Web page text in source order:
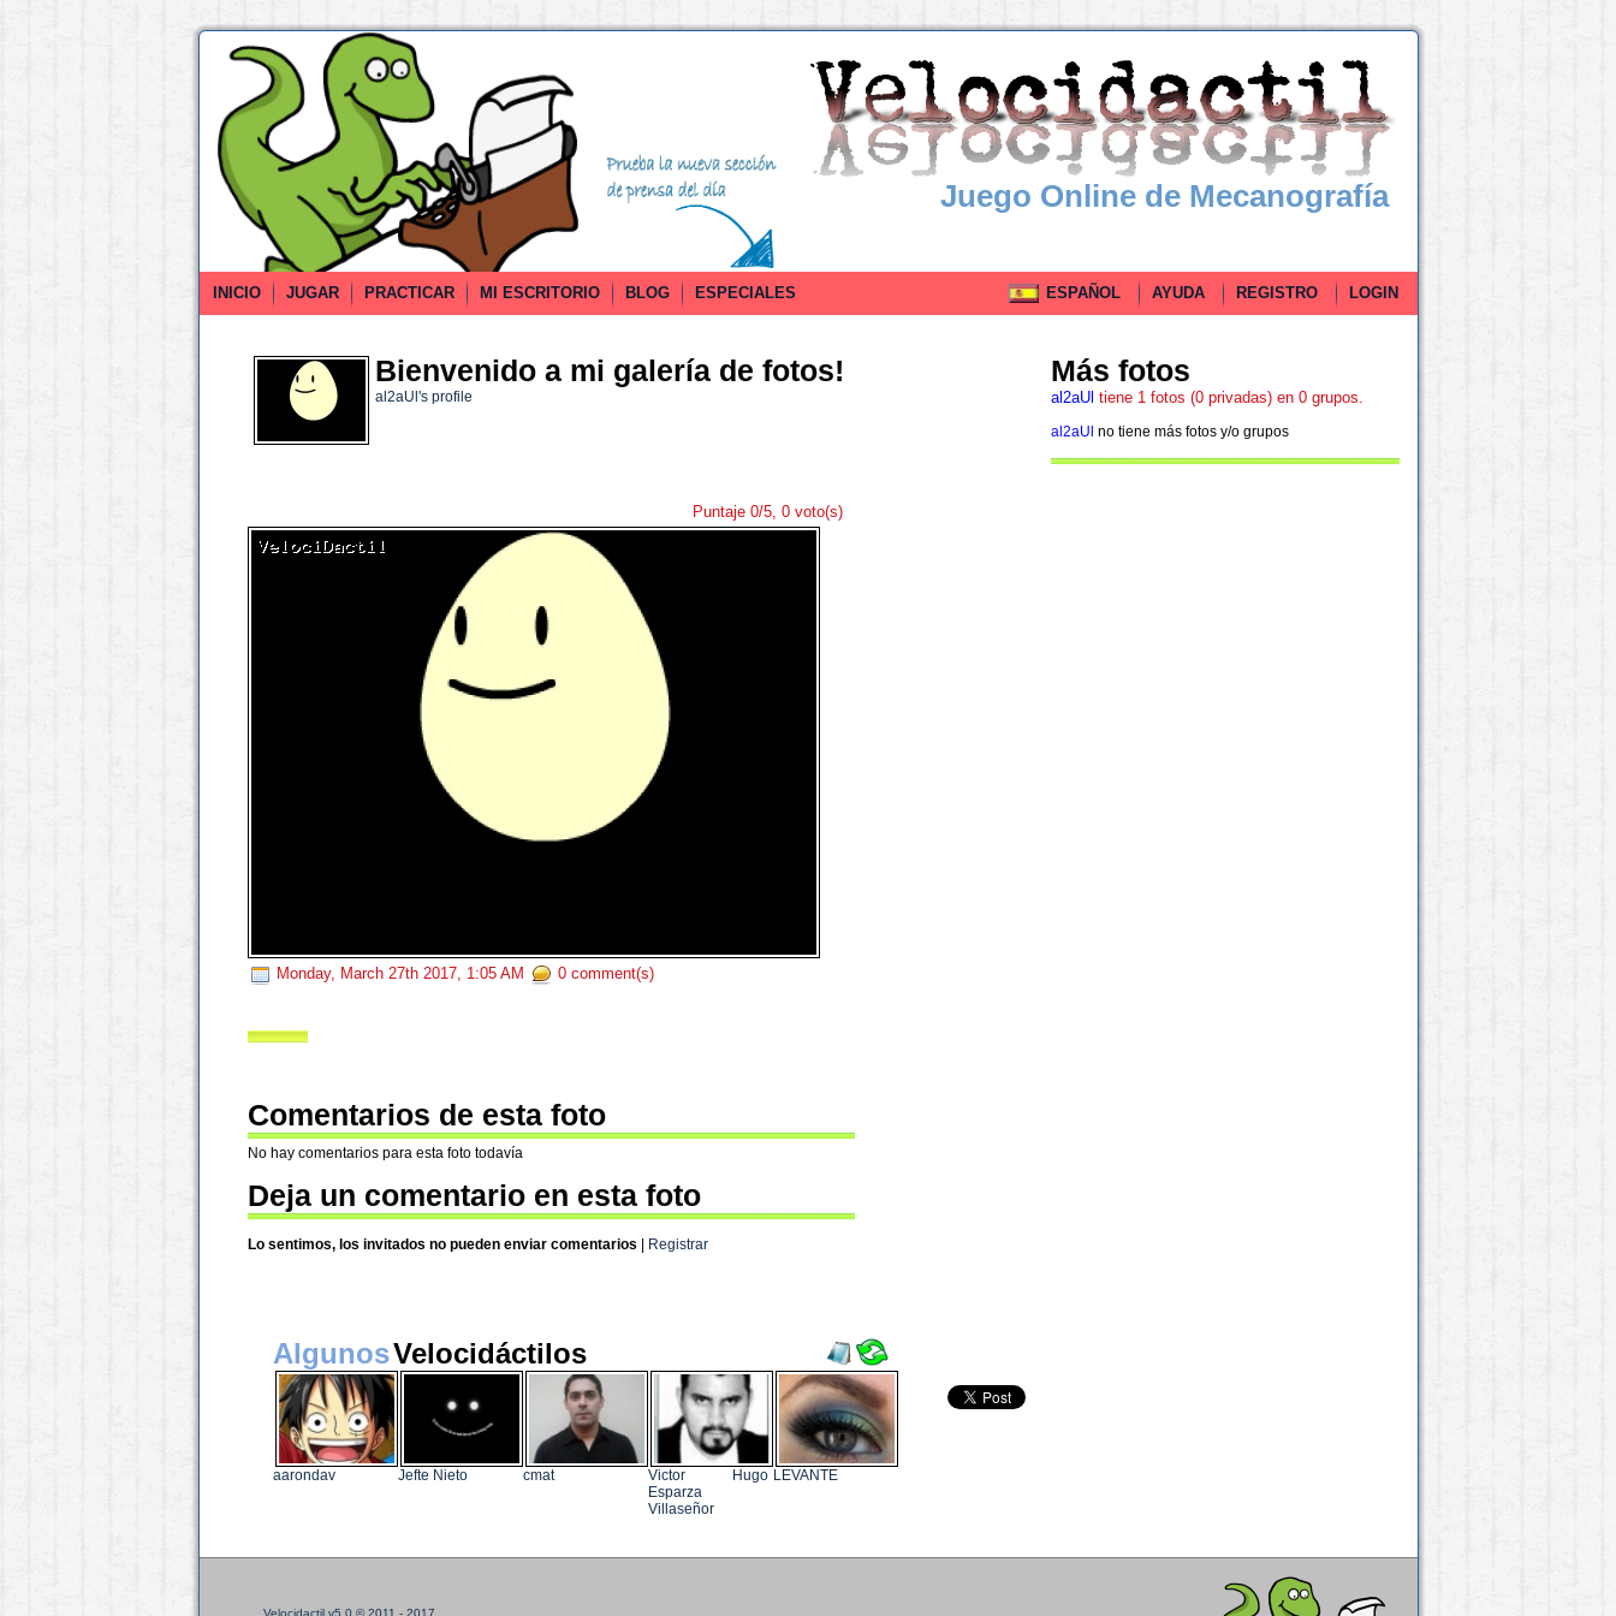
Juego Online de Mecanografía
INICIO JUGAR PRACTICAR MI ESCRITORIO BLOG ESPECIALES ESPAÑOL AYUDA REGISTRO LOGIN
Bienvenido a mi galería de fotos!
al2aUl's profile
Puntaje 0/5, 0 voto(s)
Monday, March 27th 2017, 1:05 AM 0 comment(s)
Comentarios de esta foto
No hay comentarios para esta foto todavía
Deja un comentario en esta foto
Lo sentimos, los invitados no pueden enviar comentarios Registrar
Más fotos
al2aUl tiene 1 fotos (0 privadas) en 0 grupos.
al2aUl no tiene más fotos y/o grupos
AlgunosVelocidáctilos
aarondav Jefte Nieto cmat
Victor Hugo
Esparza
Villaseñor
LEVANTE
Velocidactil v5.0 © 2011 - 2017